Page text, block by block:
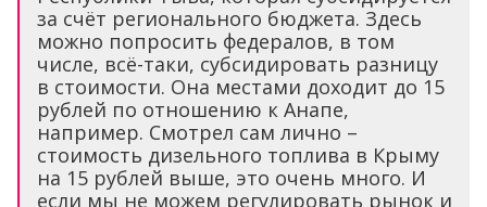
за счёт регионального бюджета. Здесь
можно попросить федералов, в том
числе, всё-таки, субсидировать разницу
в стоимости. Она местами доходит до 15
рублей по отношению к Анапе,
например. Смотрел сам лично –
стоимость дизельного топлива в Крыму
на 15 рублей выше, это очень много. И
если мы не можем регулировать рынок и